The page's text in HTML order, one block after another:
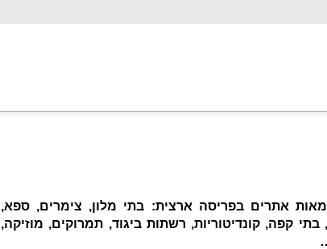
אתרים בפריסה ארצית: בתי מלון, צימרים, ספא,
קפה, קונדיטוריות, רשתות ביגוד, תמרוקים, מוזיקה,